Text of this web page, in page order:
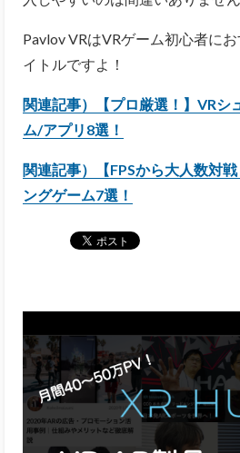
Pavlov VRはVRゲーム初心者に
イトルですよ！
関連記事）【プロ厳選！】VRシ
ム/アプリ8選！
関連記事）【FPSから大人数対
ングゲーム7選！